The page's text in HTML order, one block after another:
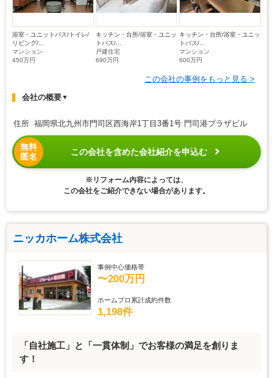
浴室・ユニットバス/トイレ/
リビング/...
マンション
450万円
キッチン・台所/浴室・ユニッ
トバス/...
戸建住宅
690万円
キッチン・台所/浴室・ユニッ
トバス/...
マンション
600万円
この会社の事例をもっと見る >
会社の概要▼
住所 福岡県北九州市門司区西海岸1丁目3番1号 門司港プラザビル
無料
匿名
この会社を含めた会社紹介を申込む
※リフォーム内容によっては、
この会社をご紹介できない場合があります。
ニッカホーム株式会社
事例中心価格帯
〜200万円
ホームプロ累計成約件数
1,198件
「自社施工」と「一貫体制」でお客様の満足を創りま
す！